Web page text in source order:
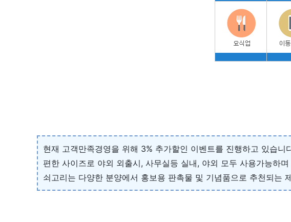
현재 고객만족경영을 위해 3% 추가할인 이벤트를 진행하고 있습
편한 사이즈로 야외 외출시, 사무실등 실내, 야외 모두 사용가능하
쇠고리는 다양한 분양에서 홍보용 판촉물 및 기념품으로 추천되는